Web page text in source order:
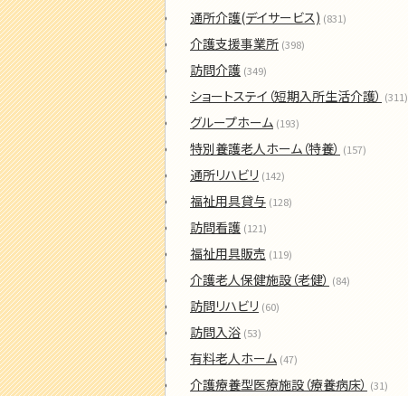
通所介護(デイサービス) (831)
介護支援事業所 (398)
訪問介護 (349)
ショートステイ（短期入所生活介護） (311)
グループホーム (193)
特別養護老人ホーム（特養） (157)
通所リハビリ (142)
福祉用具貸与 (128)
訪問看護 (121)
福祉用具販売 (119)
介護老人保健施設（老健） (84)
訪問リハビリ (60)
訪問入浴 (53)
有料老人ホーム (47)
介護療養型医療施設（療養病床） (31)